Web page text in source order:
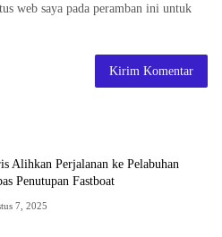
web saya pada peramban ini untuk
Alihkan Perjalanan ke Pelabuhan
Penutupan Fastboat
7, 2025